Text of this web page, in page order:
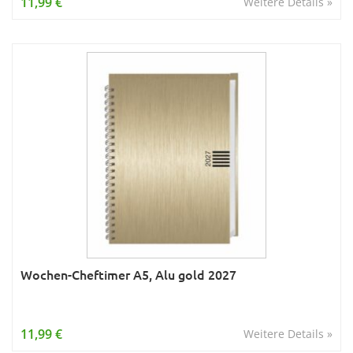
Wochen-Cheftimer A5, Alu gold 2027
Weitere Details »
11,99 €